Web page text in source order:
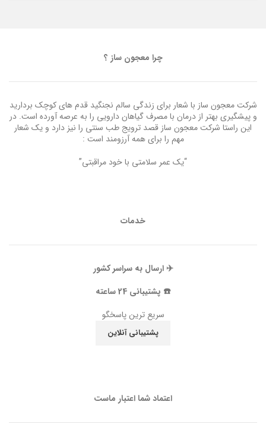
چرا معجون ساز ؟
شرکت معجون ساز با شعار برای زندگی سالم نجنگید قدم های کوچک بردارید
و پیشگیری بهتر از درمان با مصرف گیاهان دارویی را به عرصه آورده است. در
این راستا شرکت معجون ساز قصد ترویج طب سنتی را نیز دارد و یک شعار
مهم را برای همه آرزومند است :
“یک عمر سلامتی با خود مراقبتی”
خدمات
✈️ ارسال به سراسر کشور
☎️ پشتیبانی 24 ساعته
سریع ترین پاسخگو
پشتیبانی آنلاین
اعتماد شما اعتبار ماست